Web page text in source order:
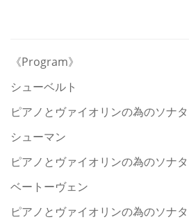
《Program》
シューベルト
ピアノとヴァイオリンの為のソナ
シューマン
ピアノとヴァイオリンの為のソナ
ベートーヴェン
ピアノとヴァイオリンの為のソナ